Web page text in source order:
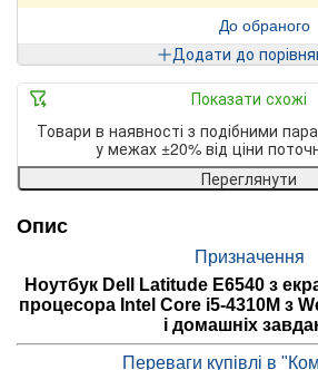
До обраного
Додати до
Показати схожі
Товари в наявності з подібними
у межах ±20% від ціни
Переглянути
Опис
Призначення
Ноутбук Dell Latitude E6540 з
процесора Intel Core i5-4310M з
і домашніх
Переваги купівлі в